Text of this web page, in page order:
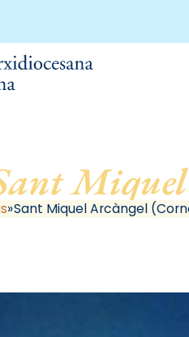
Sant Miquel Arcàngel